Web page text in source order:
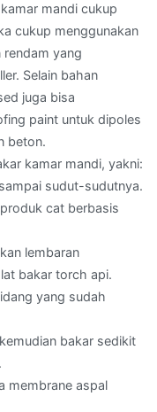
mandi cukup
cukup menggunakan
rendam yang
Selain bahan
juga bisa
paint untuk dipoles
beton.
kamar mandi, yakni:
sudut-sudutnya.
cat berbasis
lembaran
bakar torch api.
yang sudah
bakar sedikit
membrane aspal